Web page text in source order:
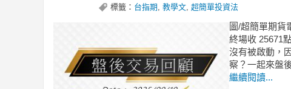
標籤： 台指期 教學文 超簡單投資法
圖/超簡單期貨
終場收 25671
沒有被啟動，
察？一起來盤
繼續閱讀...